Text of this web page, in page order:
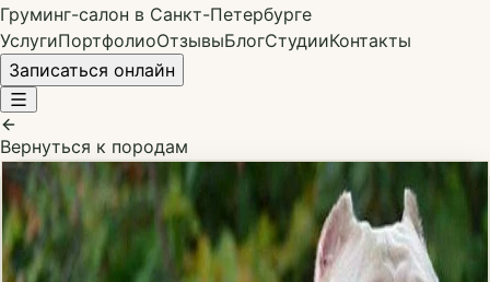
Груминг-салон в Санкт-Петербурге
УслугиПортфолиоОтзывыБлогСтудииКонтакты
Записаться онлайн
Вернуться к породам